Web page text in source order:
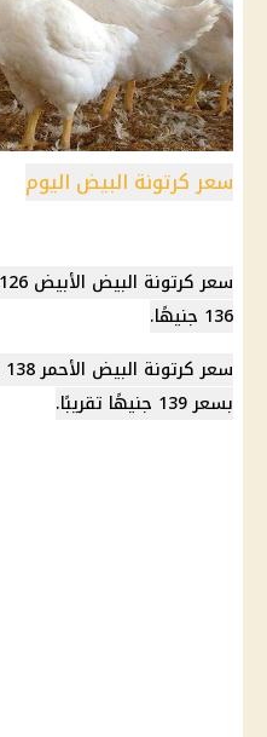
سعر كرتونة البيض اليوم
136 جنيهًا.
بسعر 139 جنيهًا تقريبًا.